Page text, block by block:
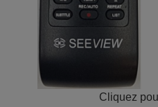
Cliquez